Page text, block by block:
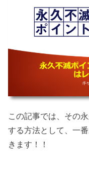
この記事では、その
する方法として、一
きます！！